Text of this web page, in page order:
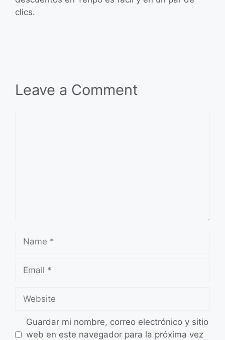
clics.
Leave a Comment
Name
Email
Website
Guardar mi nombre, correo electrónico y sitio
web en este navegador para la próxima vez